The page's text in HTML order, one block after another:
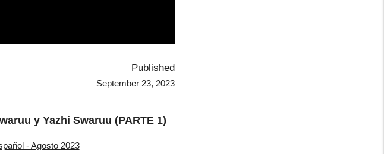
Published
September 23, 2023
y Yazhi Swaruu (PARTE 1)
- Agosto 2023